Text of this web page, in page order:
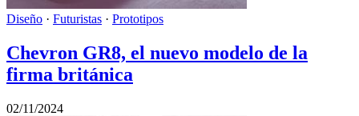
Diseño · Futuristas · Prototipos
Chevron GR8, el nuevo modelo de la
firma británica
02/11/2024